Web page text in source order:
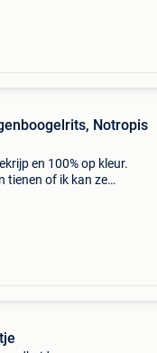
Notropis
en 100% op kleur.
tienen of ik kan ze